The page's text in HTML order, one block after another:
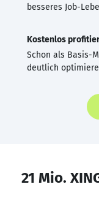
besseres Job-
Kostenlos
Schon als Basis-
deutlich
21 Mio.